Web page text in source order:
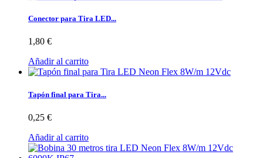
Conector para Tira LED...
1,80 €
Añadir al carrito
Tapón final para Tira...
0,25 €
Añadir al carrito